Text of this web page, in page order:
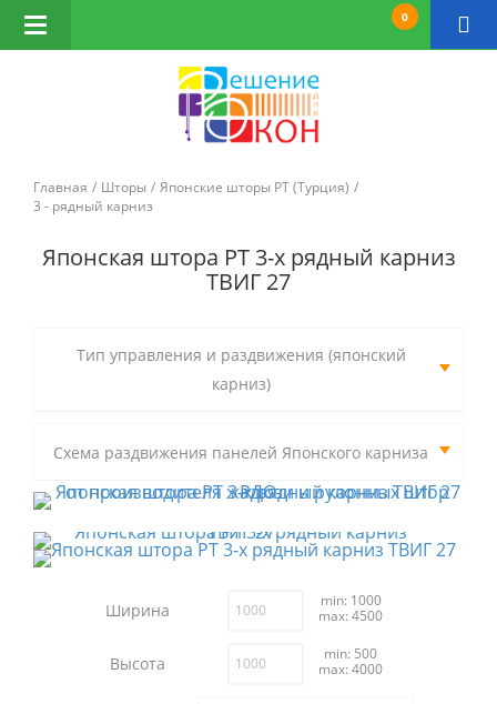
0
Открыть
навигацию
Главная Шторы
Японские шторы РТ (Турция)
3 - рядный карниз
Японская штора РТ 3-х рядный карниз
ТВИГ 27
Тип управления и раздвижения (японский
карниз)
Схема раздвижения панелей Японского карниза
Ширина
min: 1000
max: 4500
Высота
min: 500
max: 4000